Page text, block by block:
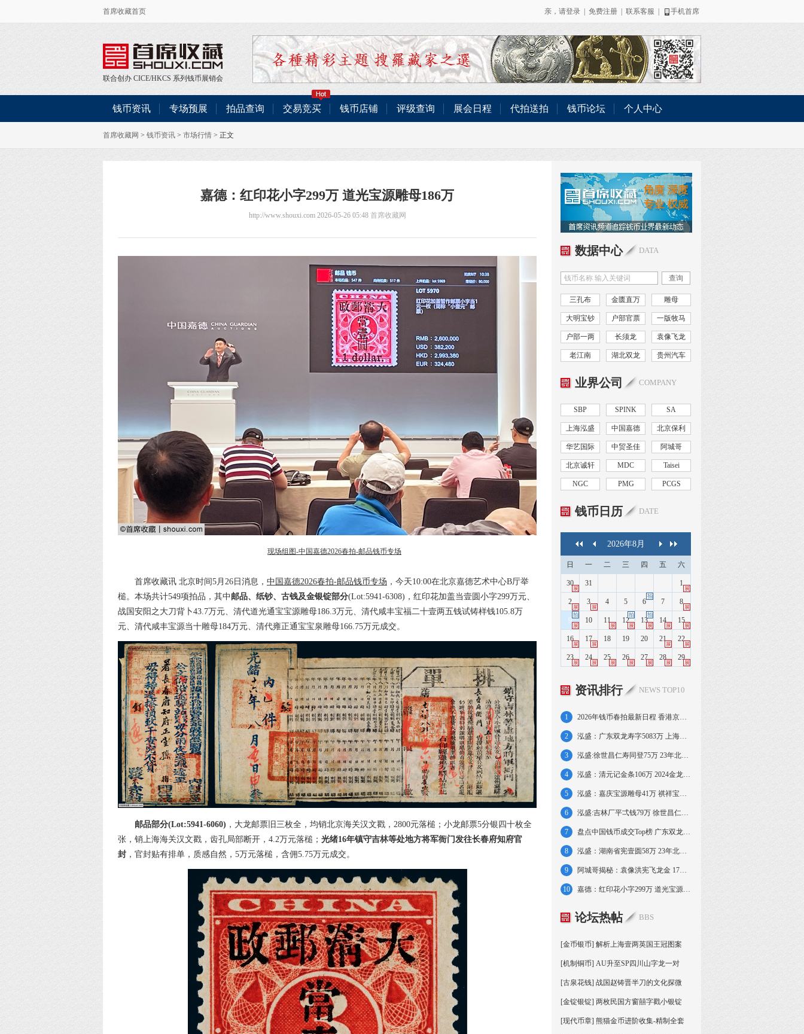
首席收藏首页 亲，请登录 免费注册 联系客服 手机首席
联合创办 CICE/HKCS 系列钱币展销会
钱币资讯 专场预展 拍品查询 交易竞买 钱币店铺 评级查询 展会日程 代拍送拍 钱币论坛 个人中心
首席收藏网 > 钱币资讯 > 市场行情 > 正文
嘉德：红印花小字299万 道光宝源雕母186万
http://www.shouxi.com 2026-05-26 05:48 首席收藏网
现场组图-中国嘉德2026春拍-邮品钱币专场
首席收藏讯 北京时间5月26日消息， 中国嘉德2026春拍-邮品钱币专场 ，今天10:00在北京嘉德艺术中心B厅举
槌。本场共计549项拍品，其中 邮品、纸钞、古钱及金银锭部分(Lot:5941-6308)，红印花加盖当壹圆小字299万元、
战国安阳之大刀背卜43.7万元、清代道光通宝宝源雕母186.3万元、清代咸丰宝福二十壹两五钱试铸样钱105.8万
元、清代咸丰宝源当十雕母184万元、清代雍正通宝宝泉雕母166.75万元成交。
邮品部分(Lot:5941-6060) ，大龙邮票旧三枚全，均销北京海关汉文戳，2800元落槌；小龙邮票5分银四十枚全
张，销上海海关汉文戳，齿孔局部断开，4.2万元落槌； 光绪16年镇守吉林等处地方将军衙门发往长春府知府官
封 ，官封贴有排单，质感自然，5万元落槌，含佣5.75万元成交。
数据中心 DATA
查询
三孔布 金匮直万 雕母
大明宝钞 户部官票 一版牧马
户部一两 长须龙 袁像飞龙
老江南 湖北双龙 贵州汽车
业界公司 COMPANY
SBP SPINK SA
上海泓盛 中国嘉德 北京保利
华艺国际 中贸圣佳 阿城哥
北京诚轩 MDC Taisei
NGC PMG PCGS
钱币日历 DATE
2026年8月
日 一 二 三 四 五 六
30
展
31 1
展
2
展
3
展
4 5 6
拍
7 8
展
9
拍
展
10 11
展
12
拍
展
13
拍
展
14
展
15
展
16
展
17
展
18 19 20 21
展
22
展
23
展
24
展
25
展
26
展
27
展
28
展
29
展
资讯排行 NEWS TOP10
1 2026年钱币春拍最新日程 香港京沪大拍连台
2 泓盛：广东双龙寿字5083万 上海壹两1196万
3 泓盛:徐世昌仁寿同登75万 23年北洋壹圆80万
4 泓盛：清元记金条106万 2024金龙500克63万
5 泓盛：嘉庆宝源雕母41万 祺祥宝源母钱173万
6 泓盛:吉林厂平弌钱79万 徐世昌仁寿同登42万
7 盘点中国钱币成交Top榜 广东双龙寿字创纪录
8 泓盛：湖南省宪壹圆58万 23年北洋五角49万
9 阿城哥揭秘：袁像洪宪飞龙金 17年张作霖文装
10 嘉德：红印花小字299万 道光宝源雕母186万
论坛热帖 BBS
[金币银币] 解析上海壹两英国王冠图案
[机制铜币] AU升至SP四川山字龙一对
[古泉花钱] 战国赵铸晋半刀的文化探微
[金锭银锭] 两枚民国方窗囍字戳小银锭
[现代币章] 熊猫金币进阶收集-精制全套